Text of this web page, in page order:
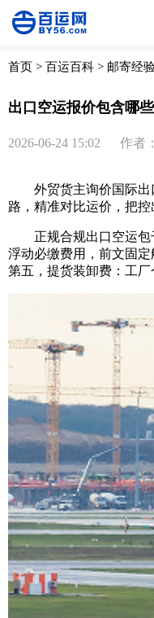
首页 > 百运百科 > 邮寄经
出口空运报价包含哪
2026-06-24 15:02 作者
外贸货主询价国际出口
路，精准对比运价，把
正规合规出口空运包干
浮动必缴费用，前文固
第五，提货装卸费：工